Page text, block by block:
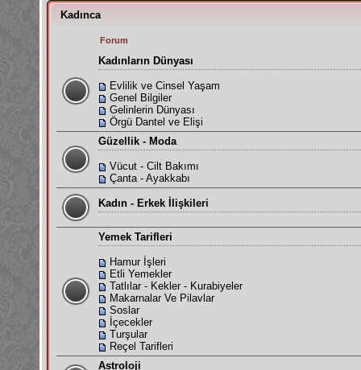
Kadınca
Forum
Kadınların Dünyası
Evlilik ve Cinsel Yaşam
Genel Bilgiler
Gelinlerin Dünyası
Örgü Dantel ve Elişi
Güzellik - Moda
Vücut - Cilt Bakımı
Çanta - Ayakkabı
Kadın - Erkek İlişkileri
Yemek Tarifleri
Hamur İşleri
Etli Yemekler
Tatlılar - Kekler - Kurabiyeler
Makarnalar Ve Pilavlar
Soslar
İçecekler
Turşular
Reçel Tarifleri
Astroloji